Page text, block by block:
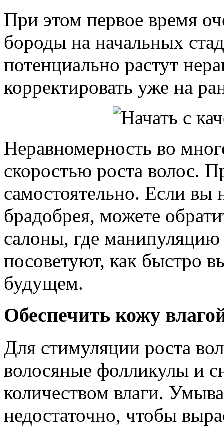
При этом первое время
бороды на начальных
потенциально растут
корректировать уже на
Неравномерность во
скоростью роста волос.
самостоятельно. Если вы
брадобрея, можете
салоны, где манипуляцию
посоветуют, как быстро
будущем.
Обеспечить кожу
Для стимуляции роста
волосяные фолликулы и
количеством влаги.
недостаточно, чтобы